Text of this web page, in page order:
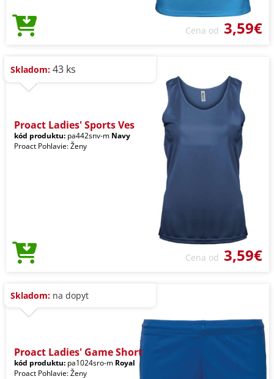
Cena od 3,59€
Skladom: 43 ks
Proact Ladies' Sports Ves
kód produktu: pa442snv-m Navy
Proact Pohlavie: Ženy
Cena od 3,59€
Skladom: na dopyt
Proact Ladies' Game Short
kód produktu: pa1024sro-m Royal
Proact Pohlavie: Ženy